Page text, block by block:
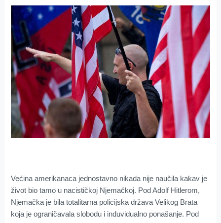
Većina amerikanaca jednostavno nikada nije naučila kakav je
život bio tamo u nacističkoj Njemačkoj. Pod Adolf Hitlerom,
Njemačka je bila totalitarna policijska država Velikog Brata
koja je ograničavala slobodu i induvidualno ponašanje. Pod